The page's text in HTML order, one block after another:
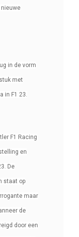
in de vorm
met
in F1 23.
F1 Racing
en
De
staat op
maar
de
door een